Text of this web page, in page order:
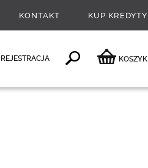
KONTAKT KUP KREDYTY
KOSZYK